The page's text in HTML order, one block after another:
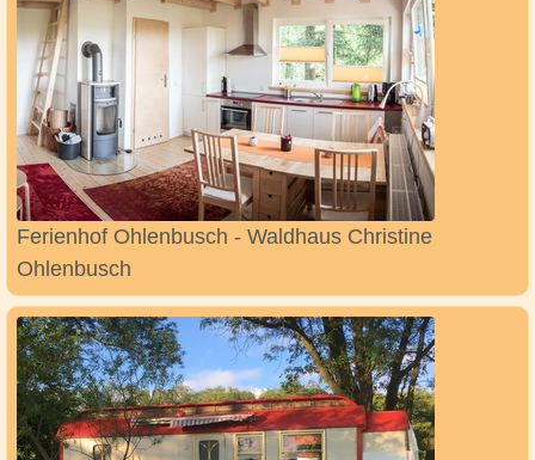
Ferienhof Ohlenbusch - Waldhaus Christine
Ohlenbusch